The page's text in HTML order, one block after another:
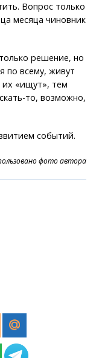
Вопрос только
месяца чиновник
решение, но
по всему, живут
«ищут», тем
то, возможно,
событий.
фото автора